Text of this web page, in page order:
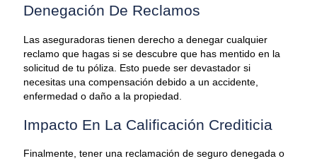
Denegación De Reclamos
Las aseguradoras tienen derecho a denegar cualquier
reclamo que hagas si se descubre que has mentido en la
solicitud de tu póliza. Esto puede ser devastador si
necesitas una compensación debido a un accidente,
enfermedad o daño a la propiedad.
Impacto En La Calificación Crediticia
Finalmente, tener una reclamación de seguro denegada o